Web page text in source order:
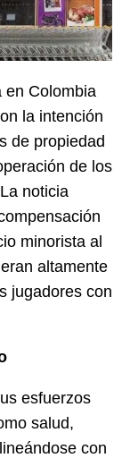
en Colombia
la intención
de propiedad
de los
noticia
minorista al
altamente
jugadores con
esfuerzos
salud,
con